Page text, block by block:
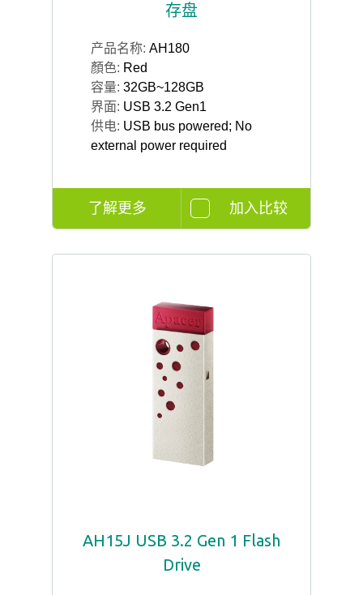
存盘
产品名称: AH180
顏色: Red
容量: 32GB~128GB
界面: USB 3.2 Gen1
供电: USB bus powered; No
external power required
了解更多 加入比较
AH15J USB 3.2 Gen 1 Flash
Drive